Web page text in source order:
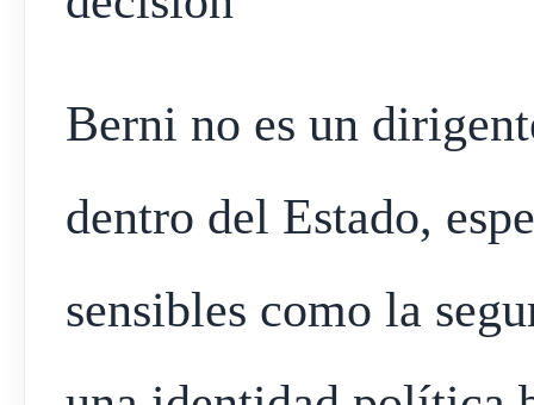
Berni no es un
dentro del Estado,
sensibles como la